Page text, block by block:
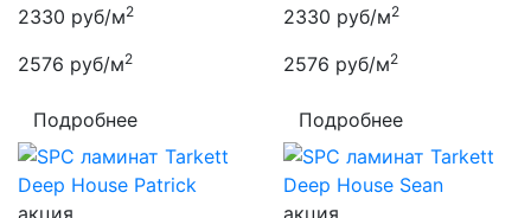
2330 руб/м2
2576 руб/м2
Подробнее
2330 руб/м2
2576 руб/м2
Подробнее
акция
акция